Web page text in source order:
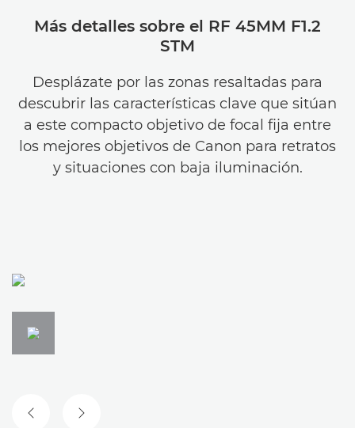
Más detalles sobre el RF 45MM F1.2
STM
Desplázate por las zonas resaltadas para
descubrir las características clave que sitúan
a este compacto objetivo de focal fija entre
los mejores objetivos de Canon para retratos
y situaciones con baja iluminación.
DIAPOSITIVA ANTERIOR
SIGUIENTE DIAPOSITIVA